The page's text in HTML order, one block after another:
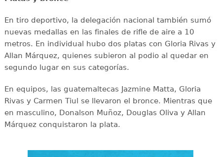
En tiro deportivo, la delegación nacional también sumó
nuevas medallas en las finales de rifle de aire a 10
metros. En individual hubo dos platas con Gloria Rivas y
Allan Márquez, quienes subieron al podio al quedar en
segundo lugar en sus categorías.
En equipos, las guatemaltecas Jazmine Matta, Gloria
Rivas y Carmen Tiul se llevaron el bronce. Mientras que
en masculino, Donalson Muñoz, Douglas Oliva y Allan
Márquez conquistaron la plata.